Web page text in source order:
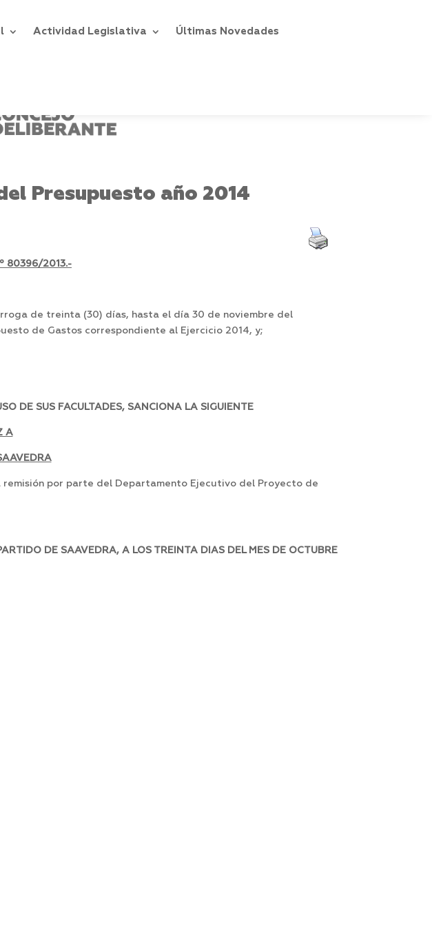
Actividad Legislativa Últimas Novedades
Presupuesto año 2014
80396/2013.-
de treinta (30) días, hasta el día 30 de noviembre del
de Gastos correspondiente al Ejercicio 2014, y;
DE SUS FACULTADES, SANCIONA LA SIGUIENTE
A
remisión por parte del Departamento Ejecutivo del Proyecto de
DE SAAVEDRA, A LOS TREINTA DIAS DEL MES DE OCTUBRE